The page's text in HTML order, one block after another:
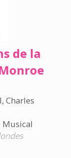
de la
Charles